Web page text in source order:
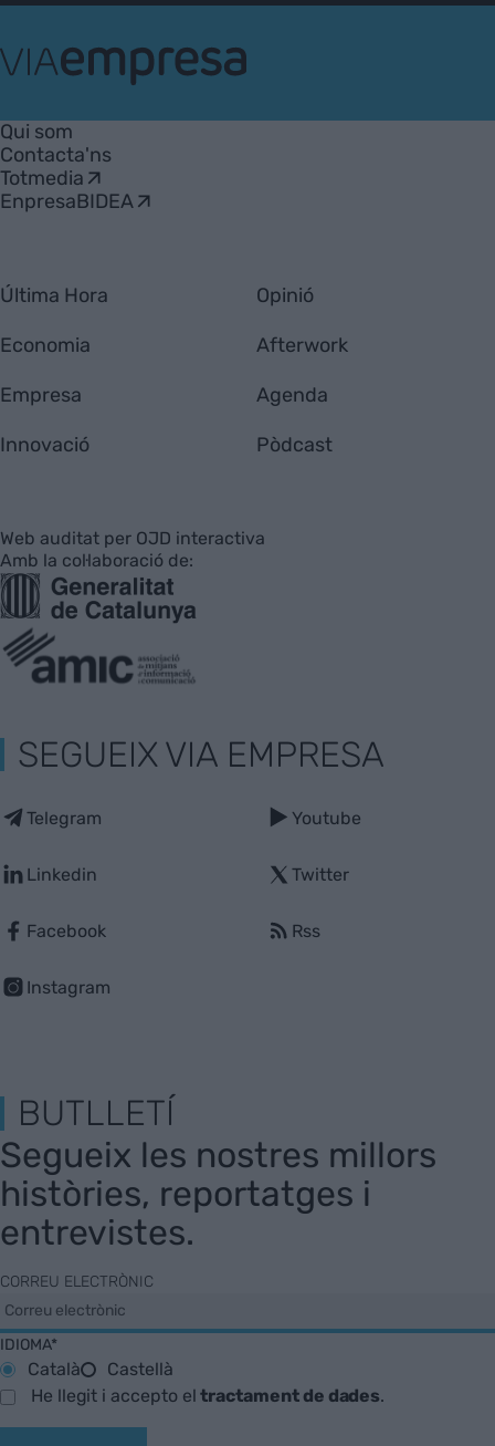
Empresa
Qui som
Contacta'ns
Totmedia
EnpresaBIDEA
Última Hora
Economia
Empresa
Innovació
Opinió
Afterwork
Agenda
Pòdcast
Web auditat per OJD interactiva
Amb la col·laboració de:
SEGUEIX VIA EMPRESA
Telegram
Linkedin
Facebook
Instagram
Youtube
Twitter
Rss
BUTLLETÍ
Segueix les nostres millors
històries, reportatges i
entrevistes.
CORREU ELECTRÒNIC
IDIOMA*
Català
Castellà
He llegit i accepto eltractament de dades.